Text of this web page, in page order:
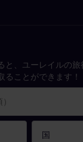
と、ユーレイルの
ることができます！